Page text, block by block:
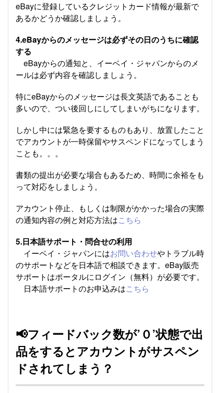
eBayに登録しているクレジットカード情報が最新で
あるかどうか確認しましょう。
4.eBayからのメッセージは必ずその日のうちに確認
する
eBayからの通知と、イーベイ・ジャパンからのメ
ールは必ず内容を確認しましょう。
特にeBayからのメッセージは長文英語であることも
多いので、つい後回しにしてしまいがちになります。
しかし中には緊急を要するものもあり、放置したこと
でアカウントが一時保留やサスペンドになってしまう
ことも。。。
書類の提出が必要な場合もあるため、時間に余裕をも
って対応をしましょう。
アカウント停止、もしくは制限がかかった場合の実際
の通知内容の例と対応方法はこちら
5.日本語サポート・問合せの利用
イーベイ・ジャパンにはお問い合わせやトラブル時
のサポートなどを日本語で相談できます。eBay販売
サポートはポータルにログイン（無料）が必要です。
日本語サポートのお申込みはこちら
📢フィードバック数が’０’状態で出
品をするとアカウントがサスペン
ドされてしまう？